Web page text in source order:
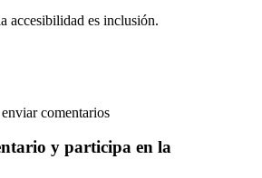
accesibilidad es inclusión.
comentarios
y participa en la